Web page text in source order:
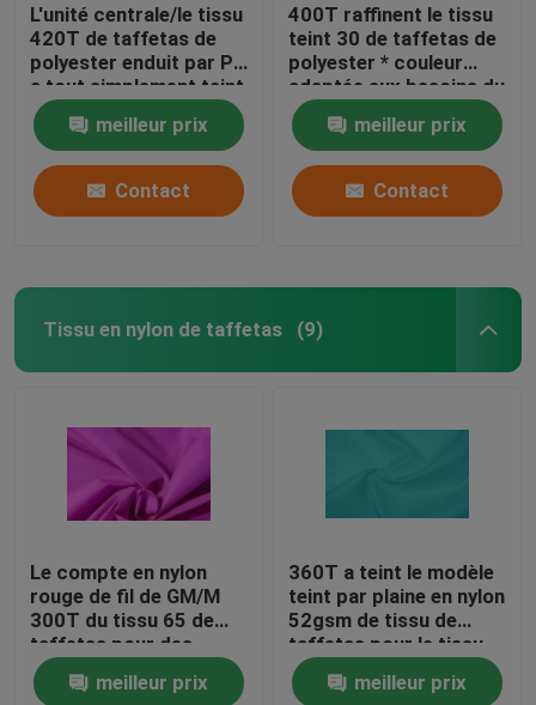
L'unité centrale/le tissu
420T de taffetas de
polyester enduit par PA
a tout simplement teint
20 * compte du fil 20d
meilleur prix
Contact
400T raffinent le tissu
teint 30 de taffetas de
polyester * couleur
adaptée aux besoins du
client par 30D pour le
tissu
meilleur prix
Contact
Tissu en nylon de taffetas (9)
Le compte en nylon
rouge de fil de GM/M
300T du tissu 65 de
taffetas pour des
sports de veste
portentmeilleur prix
360T a teint le modèle
teint par plaine en nylon
52gsm de tissu de
taffetas pour le tissu
de sac
meilleur prix